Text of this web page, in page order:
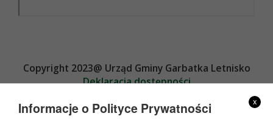
Copyright 2023@ Urząd Gminy Garbatka Letnisko
Deklaracja dostępności
x
Informacje o Polityce Prywatności